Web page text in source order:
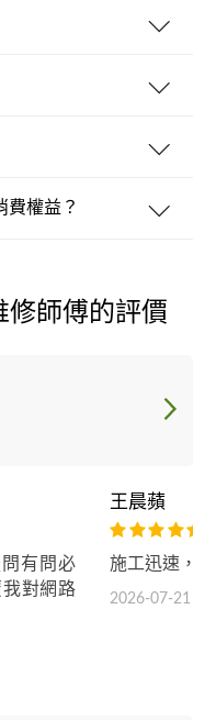
費權益？
修師傅的評價
有問必
對網路
王晨蘋
施工迅速，
2026-07-21